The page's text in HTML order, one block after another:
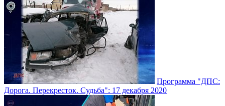
Программа "ДПС:
Дорога. Перекресток. Судьба": 17 декабря 2020